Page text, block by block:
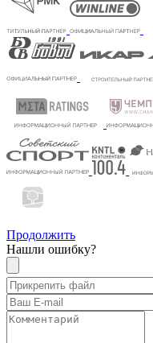
Продолжить
Нашли ошибку?